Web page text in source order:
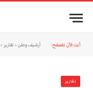
أنت الآن تتصفح: أرشيف وطن » تقارير »
تقارير